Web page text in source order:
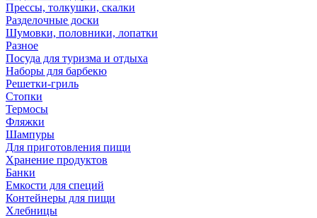
Прессы, толкушки, скалки
Разделочные доски
Шумовки, половники, лопатки
Разное
Посуда для туризма и отдыха
Наборы для барбекю
Решетки-гриль
Стопки
Термосы
Фляжки
Шампуры
Для приготовления пищи
Хранение продуктов
Банки
Емкости для специй
Контейнеры для пищи
Хлебницы